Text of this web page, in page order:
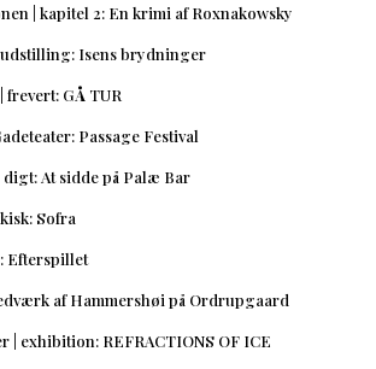
| kapitel 2: En krimi af Roxnakowsky
udstilling: Isens brydninger
GÅ TUR
Passage Festival
digt: At sidde på Palæ Bar
Sofra
Efterspillet
af Hammershøi på Ordrupgaard
| exhibition: REFRACTIONS OF ICE